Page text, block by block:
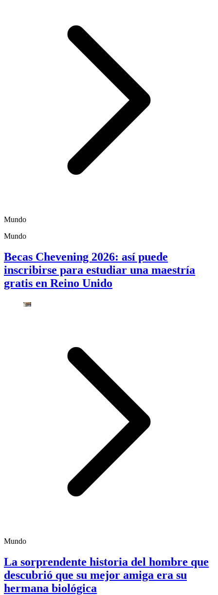
Mundo
Mundo
Becas Chevening 2026: así puede
inscribirse para estudiar una maestría
gratis en Reino Unido
Mundo
La sorprendente historia del hombre que
descubrió que su mejor amiga era su
hermana biológica